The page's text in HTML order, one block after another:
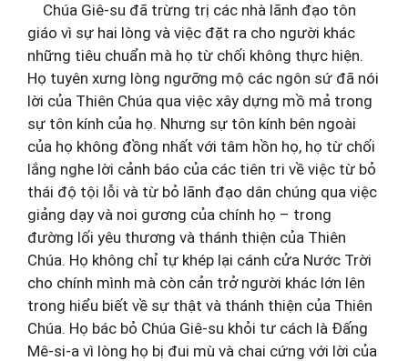
Chúa Giê-su đã trừng trị các nhà lãnh đạo tôn
giáo vì sự hai lòng và việc đặt ra cho người khác
những tiêu chuẩn mà họ từ chối không thực hiện.
Họ tuyên xưng lòng ngưỡng mộ các ngôn sứ đã nói
lời của Thiên Chúa qua việc xây dựng mồ mả trong
sự tôn kính của họ. Nhưng sự tôn kính bên ngoài
của họ không đồng nhất với tâm hồn họ, họ từ chối
lắng nghe lời cảnh báo của các tiên tri về việc từ bỏ
thái độ tội lỗi và từ bỏ lãnh đạo dân chúng qua việc
giảng dạy và noi gương của chính họ – trong
đường lối yêu thương và thánh thiện của Thiên
Chúa. Họ không chỉ tự khép lại cánh cửa Nước Trời
cho chính mình mà còn cản trở người khác lớn lên
trong hiểu biết về sự thật và thánh thiện của Thiên
Chúa. Họ bác bỏ Chúa Giê-su khỏi tư cách là Đấng
Mê-si-a vì lòng họ bị đui mù và chai cứng với lời của